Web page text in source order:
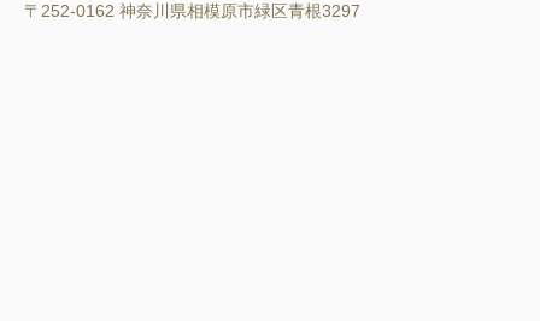
〒252-0162 神奈川県相模原市緑区青根3297